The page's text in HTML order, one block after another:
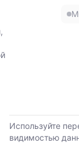
6
месяцев.
Используйте
Используйте
видимостью